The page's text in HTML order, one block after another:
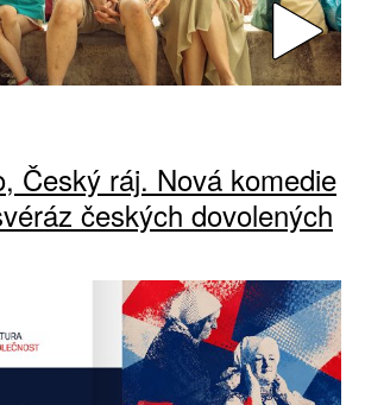
Český ráj. Nová komedie
českých dovolených